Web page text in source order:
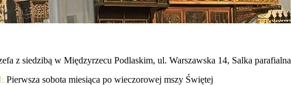
z siedzibą w Międzyrzecu Podlaskim, ul. Warszawska 14, Salka parafialna
Pierwsza sobota miesiąca po wieczorowej mszy Świętej